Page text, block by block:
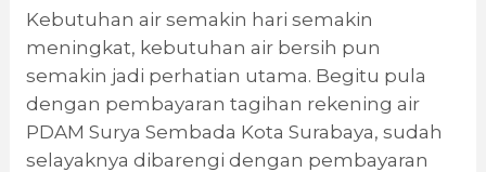
Kebutuhan air semakin hari semakin
meningkat, kebutuhan air bersih pun
semakin jadi perhatian utama. Begitu pula
dengan pembayaran tagihan rekening air
PDAM Surya Sembada Kota Surabaya, sudah
selayaknya dibarengi dengan pembayaran